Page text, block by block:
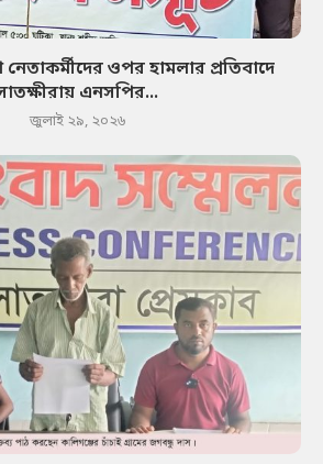
নেতাকর্মীদের ওপর হামলার প্রতিবাদে
এনসপির...
জুলাই ২৯, ২০২৬